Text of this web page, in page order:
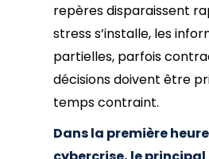
repères disparaissent
stress s’installe, les
partielles, parfois
décisions doivent être
temps contraint.
Dans la première